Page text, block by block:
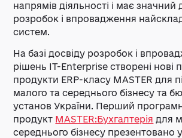
напрямів діяльності і має значний
розробок і впровадження
систем.
На базі досвіду розробок і
рішень IT-Enterprise створені нові
продукти ERP-класу MASTER для
малого та середнього бізнесу та
установ України. Перший
продукт MASTER:Бухгалтерія для
середнього бізнесу презентовано